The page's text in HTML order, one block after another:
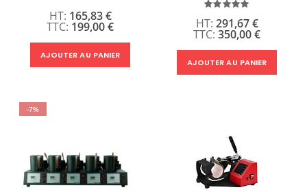
199,00 €
165,83 €
AJOUTER AU PANIER
Évaluation:
350,00 €
291,67 €
AJOUTER AU PANIER
-7%